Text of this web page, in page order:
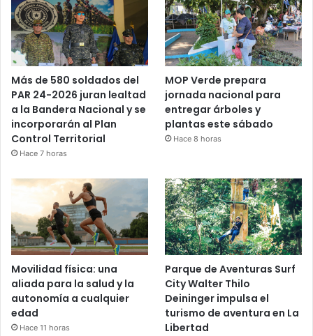
Más de 580 soldados del
PAR 24-2026 juran lealtad
a la Bandera Nacional y se
incorporarán al Plan
Control Territorial
Hace 7 horas
MOP Verde prepara
jornada nacional para
entregar árboles y
plantas este sábado
Hace 8 horas
Movilidad física: una
aliada para la salud y la
autonomía a cualquier
edad
Hace 11 horas
Parque de Aventuras Surf
City Walter Thilo
Deininger impulsa el
turismo de aventura en La
Libertad